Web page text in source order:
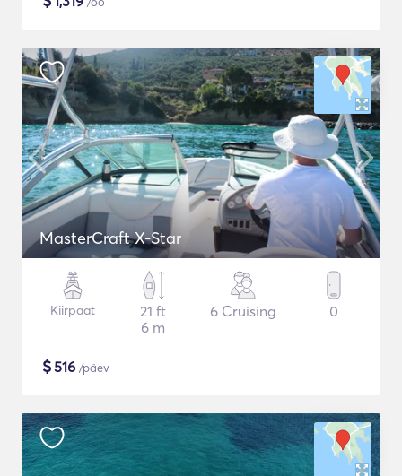
MasterCraft X-Star
Kiirpaat
21 ft
6 m
6 Cruising 0
$516 /päev